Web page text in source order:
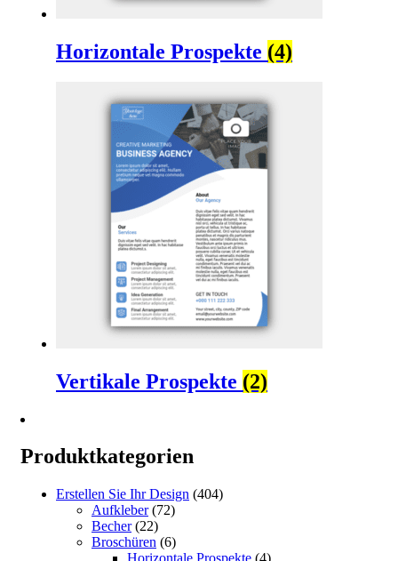
Horizontale Prospekte (4)
Vertikale Prospekte (2)
Produktkategorien
Erstellen Sie Ihr Design (404)
Aufkleber (72)
Becher (22)
Broschüren (6)